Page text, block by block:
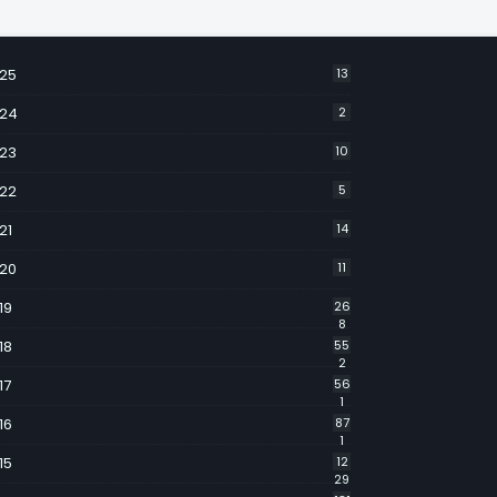
13
2
10
5
14
11
26
8
55
2
56
1
87
1
12
29